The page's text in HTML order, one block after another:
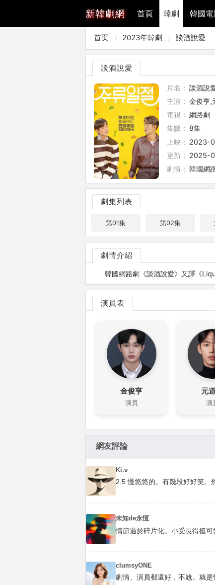
新韓劇網 首頁 韓劇 韓國
首页 2023年韓劇 談酒說愛
談酒說愛
片名： 談酒說
主演： 金俊亨,
電視： 網路劇
集數： 8集
上映： 2023-
更新： 2025-
劇情： 韓國網
劇集列表
第01集 第02集
劇情介紹
韓國網路劇《談酒說愛》又譯《
演員表
金俊亨
演員
元
演
網友評論
Ki.v
2.5 慢悠悠的。有幾段好好笑。
未知de永恆
情節過於碎片化。小受長得挺
clumsyONE
劇情、演員都還好，不尬。就